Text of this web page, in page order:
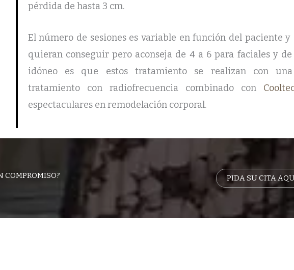
pérdida de hasta 3 cm.
El número de sesiones es variable en función del paciente
quieran conseguir pero aconseja de 4 a 6 para faciales y de
idóneo es que estos tratamiento se realizan con una
tratamiento con radiofrecuencia combinado con
espectaculares en remodelación corporal.
COMPROMISO? PIDA SU CITA